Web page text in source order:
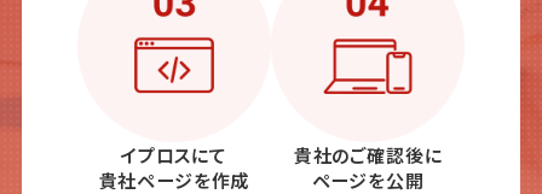
イプロスにて
貴社ページを作成
貴社のご確認後に
ページを公開